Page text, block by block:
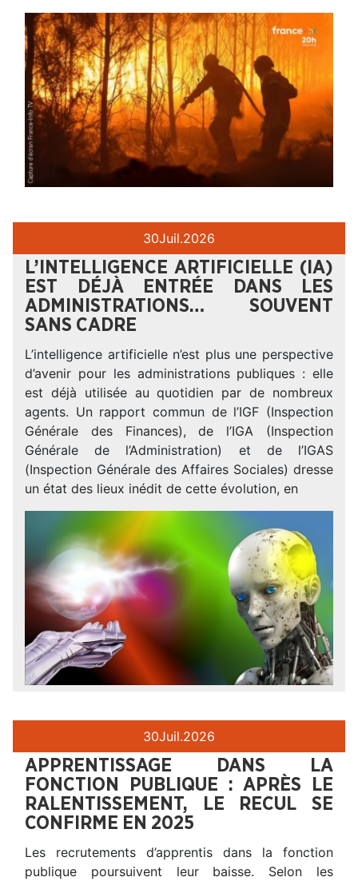
30Juil.2026
L’INTELLIGENCE ARTIFICIELLE (IA)
EST DÉJÀ ENTRÉE DANS LES
ADMINISTRATIONS… SOUVENT
SANS CADRE
L’intelligence artificielle n’est plus une perspective
d’avenir pour les administrations publiques : elle
est déjà utilisée au quotidien par de nombreux
agents. Un rapport commun de l’IGF (Inspection
Générale des Finances), de l’IGA (Inspection
Générale de l’Administration) et de l’IGAS
(Inspection Générale des Affaires Sociales) dresse
un état des lieux inédit de cette évolution, en
30Juil.2026
APPRENTISSAGE DANS LA
FONCTION PUBLIQUE : APRÈS LE
RALENTISSEMENT, LE RECUL SE
CONFIRME EN 2025
Les recrutements d’apprentis dans la fonction
publique poursuivent leur baisse. Selon les